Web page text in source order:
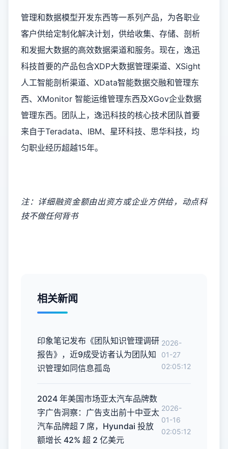
管理和数据模型开发东西等一系列产品，为各职业
客户供给定制化解决计划，供给收集、存储、剖析
和发掘大数据的高效数据渠道和服务。现在，逸迅
科技首要的产品包含XDP大数据管理渠道、XSight
人工智能剖析渠道、XData智能数据交融和管理东
西、XMonitor 智能运维管理东西及XGov企业数据
管理东西。团队上，逸迅科技的核心技术团队首要
来自于Teradata、IBM、星环科技、思华科技，均
匀职业经历超越15年。
注：详细融资金额由出资方或企业方供给，动点科
技不做任何背书
相关新闻
印象笔记发布《团队知识管理调研
报告》，近9成受访者认为团队知
识管理如同信息孤岛
2026-
01-27
02:05:12
2024 年美国市场亚太汽车品牌数
字广告洞察：广告支出前十中亚太
汽车品牌超 7 席，Hyundai 投放
额增长 42% 超 2 亿美元
2026-
01-16
02:05:12